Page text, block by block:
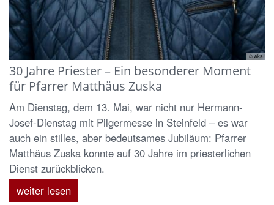
© wks
30 Jahre Priester – Ein besonderer Moment
für Pfarrer Matthäus Zuska
Am Dienstag, dem 13. Mai, war nicht nur Hermann-
Josef-Dienstag mit Pilgermesse in Steinfeld – es war
auch ein stilles, aber bedeutsames Jubiläum: Pfarrer
Matthäus Zuska konnte auf 30 Jahre im priesterlichen
Dienst zurückblicken.
weiter lesen